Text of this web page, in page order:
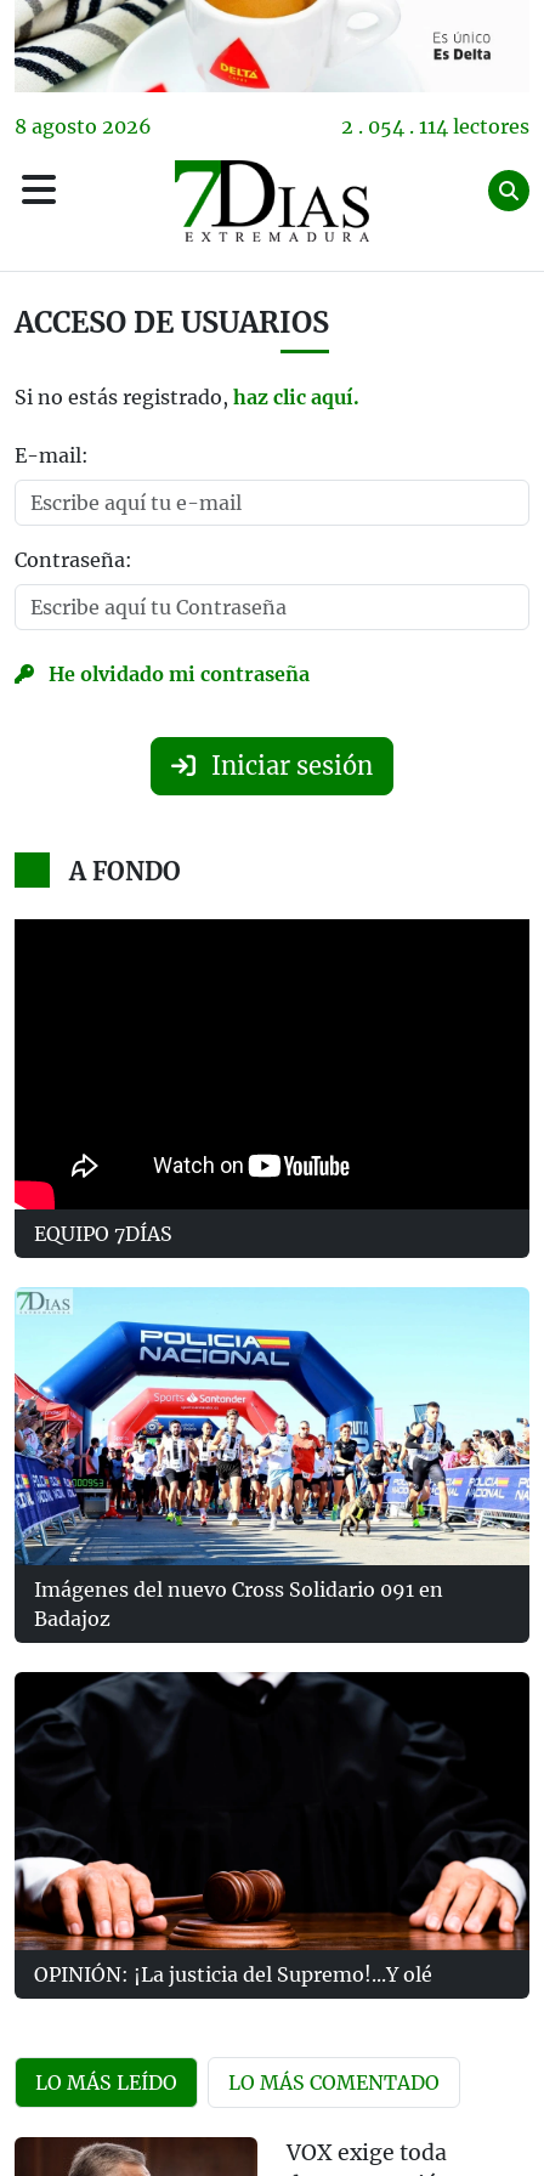
8 agosto 2026 2 . 054 . 114 lectores
ACCESO DE USUARIOS
Si no estás registrado, haz clic aquí.
E-mail:
Contraseña:
He olvidado mi contraseña
Iniciar sesión
A FONDO
EQUIPO 7DÍAS
Imágenes del nuevo Cross Solidario 091 en
Badajoz
OPINIÓN: ¡La justicia del Supremo!...Y olé
LO MÁS LEÍDO LO MÁS COMENTADO
VOX exige toda